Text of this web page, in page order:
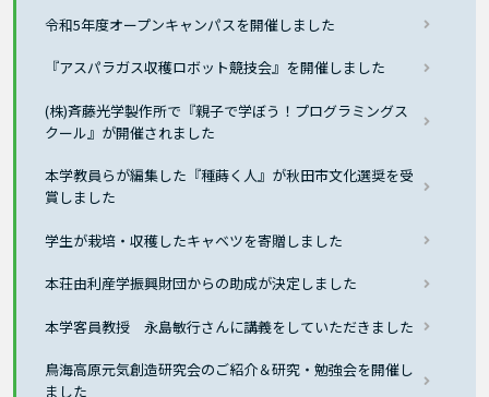
令和5年度オープンキャンパスを開催しました
『アスパラガス収穫ロボット競技会』を開催しました
(株)斉藤光学製作所で『親子で学ぼう！プログラミングス
クール』が開催されました
本学教員らが編集した『種蒔く人』が秋田市文化選奨を受
賞しました
学生が栽培・収穫したキャベツを寄贈しました
本荘由利産学振興財団からの助成が決定しました
本学客員教授 永島敏行さんに講義をしていただきました
鳥海高原元気創造研究会のご紹介＆研究・勉強会を開催し
ました